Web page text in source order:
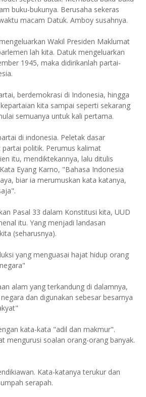
buku-bukunya. Berusaha sekeras
macam Datuk. Amboy susahnya.
Wakil Presiden Maklumat
lah kita. Datuk mengeluarkan
1945, maka didirikanlah partai-
berdemokrasi di Indonesia, hingga
kita sampai seperti sekarang
semuanya untuk kali pertama.
di indonesia. Peletak dasar
politik. Perumus kalimat
itu, mendiktekannya, lalu ditulis
Eyang Karno, "Bahasa Indonesia
biar ia merumuskan kata katanya,
Pasal 33 dalam Konstitusi kita, UUD
itu. Yang menjadi landasan
(seharusnya).
yang menguasai hajat hidup orang
alam yang terkandung di dalamnya,
dan digunakan sebesar besarnya
kata-kata "adil dan makmur".
mengurusi soalan orang-orang banyak.
Kata-katanya terukur dan
serapah.